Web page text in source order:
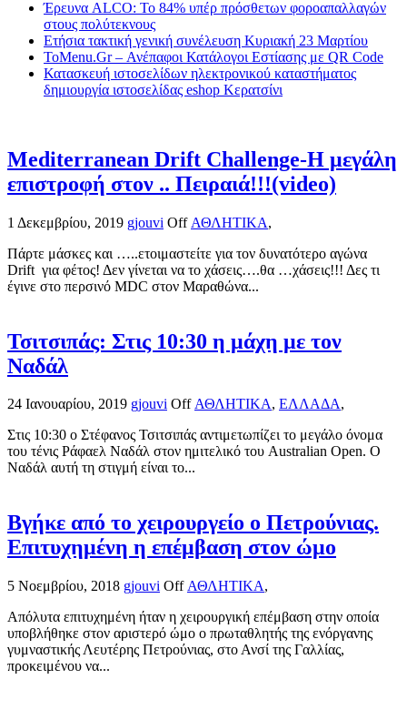
Έρευνα ALCO: Το 84% υπέρ πρόσθετων φοροαπαλλαγών
στους πολύτεκνους
Ετήσια τακτική γενική συνέλευση Κυριακή 23 Μαρτίου
ToMenu.Gr – Ανέπαφοι Κατάλογοι Εστίασης με QR Code
Κατασκευή ιστοσελίδων ηλεκτρονικού καταστήματος
δημιουργία ιστοσελίδας eshop Κερατσίνι
Mediterranean Drift Challenge-Η μεγάλη
επιστροφή στον .. Πειραιά!!!(video)
1 Δεκεμβρίου, 2019 gjouvi Off ΑΘΛΗΤΙΚΑ,
Πάρτε μάσκες και …..ετοιμαστείτε για τον δυνατότερο αγώνα
Drift για φέτος! Δεν γίνεται να το χάσεις….θα …χάσεις!!! Δες τι
έγινε στο περσινό MDC στον Μαραθώνα...
Τσιτσιπάς: Στις 10:30 η μάχη με τον
Ναδάλ
24 Ιανουαρίου, 2019 gjouvi Off ΑΘΛΗΤΙΚΑ, ΕΛΛΑΔΑ,
Στις 10:30 ο Στέφανος Τσιτσιπάς αντιμετωπίζει το μεγάλο όνομα
του τένις Ράφαελ Ναδάλ στον ημιτελικό του Australian Open. Ο
Ναδάλ αυτή τη στιγμή είναι το...
Βγήκε από το χειρουργείο ο Πετρούνιας.
Επιτυχημένη η επέμβαση στον ώμο
5 Νοεμβρίου, 2018 gjouvi Off ΑΘΛΗΤΙΚΑ,
Απόλυτα επιτυχημένη ήταν η χειρουργική επέμβαση στην οποία
υποβλήθηκε στον αριστερό ώμο ο πρωταθλητής της ενόργανης
γυμναστικής Λευτέρης Πετρούνιας, στο Ανσί της Γαλλίας,
προκειμένου να...